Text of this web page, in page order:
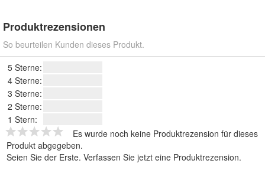
Produktrezensionen
So beurteilen Kunden dieses Produkt.
5 Sterne:
4 Sterne:
3 Sterne:
2 Sterne:
1 Stern:
Es wurde noch keine Produktrezension für dieses
Produkt abgegeben.
Seien Sie der Erste. Verfassen Sie jetzt eine Produktrezension.